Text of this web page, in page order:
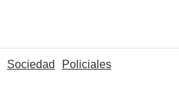
Sociedad
Policiales